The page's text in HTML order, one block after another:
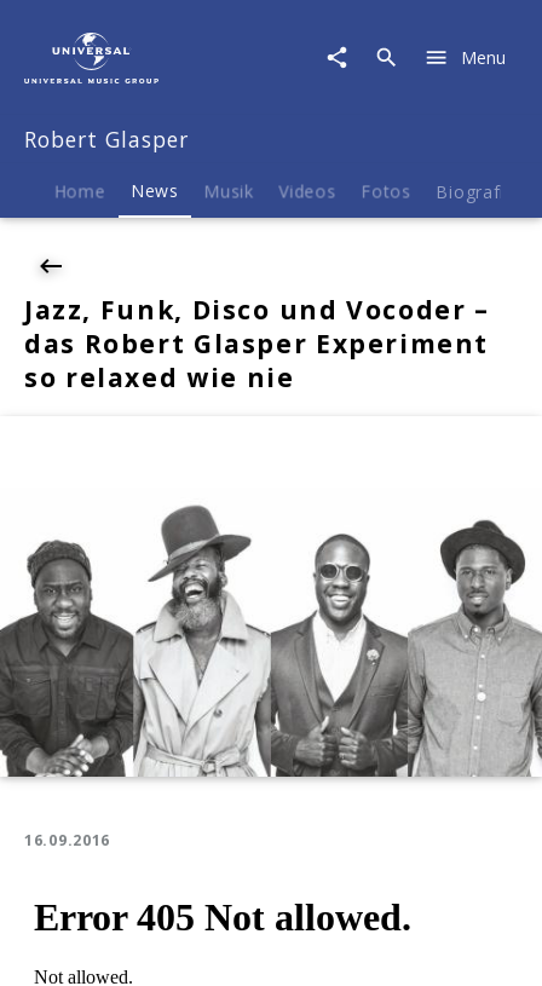
News
Jazz,
und
Robert
Glasper
Experiment
Menu
Robert Glasper
Home News Musik Videos Fotos Biografie
Jazz, Funk, Disco und Vocoder –
das Robert Glasper Experiment
so relaxed wie nie
16.09.2016